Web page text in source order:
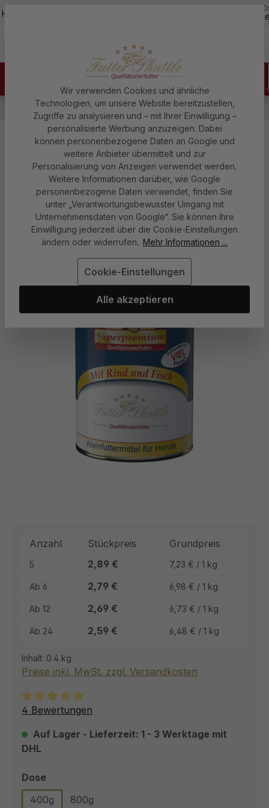
Zum Hauptinhalt springen
- 07451 / 625400
Hundefutter Hunde Nassfutter Hundefutter in Dosen
Hundefutter Nassfutter Rind mit
Fisch 400g – Hochwertiges
Nassfutter für Hunde
Futter Shuttle
Anzahl Stückpreis Grundpreis
5 2,89 € 7,23 € / 1 kg
Ab 6 2,79 € 6,98 € / 1 kg
Ab 12 2,69 € 6,73 € / 1 kg
Ab 24 2,59 € 6,48 € / 1 kg
Inhalt: 0.4 kg
Preise inkl. MwSt. zzgl. Versandkosten
Durchschnittliche Bewertung von 5 von 5 Sternen
4 Bewertungen
Auf Lager - Lieferzeit: 1 - 3 Werktage mit
DHL
Doseauswählen
400g
800g
Wir verwenden Cookies und ähnliche
Technologien, um unsere Website bereitzustellen,
Zugriffe zu analysieren und – mit Ihrer Einwilligung –
personalisierte Werbung anzuzeigen. Dabei
können personenbezogene Daten an Google und
weitere Anbieter übermittelt und zur
Personalisierung von Anzeigen verwendet werden.
Weitere Informationen darüber, wie Google
personenbezogene Daten verwendet, finden Sie
unter „Verantwortungsbewusster Umgang mit
Unternehmensdaten von Google“. Sie können Ihre
Einwilligung jederzeit über die Cookie-Einstellungen
ändern oder widerrufen.. Mehr Informationen ...
Cookie-Einstellungen
Alle akzeptieren